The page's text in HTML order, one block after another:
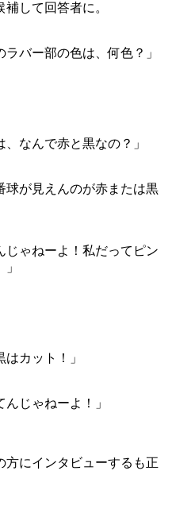
して回答者に。
バー部の色は、何色？」
なんで赤と黒なの？」
球が見えんのが赤または黒
じゃねーよ！私だってピン
カット！」
じゃねーよ！」
方にインタビューするも正